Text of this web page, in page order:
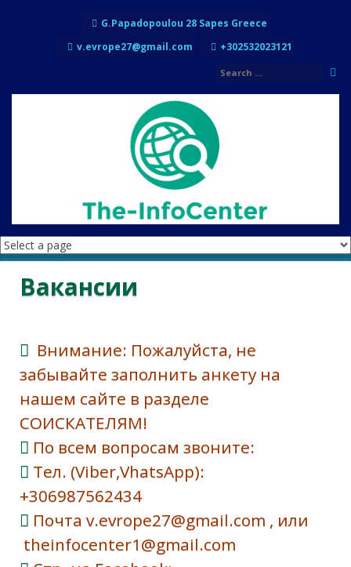
G.Papadopoulou 28 Sapes Greece
v.evrope27@gmail.com
+302532023121
Вакансии
Внимание: Пожалуйста, не
забывайте заполнить анкету на
нашем сайте в разделе
СОИСКАТЕЛЯМ!
По всем вопросам звоните:
Тел. (Viber,VhatsApp):
+306987562434
Почта v.evrope27@gmail.com , или
theinfocenter1@gmail.com